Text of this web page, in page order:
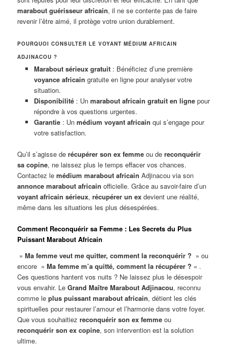
marabout guérisseur africain, il ne se contente pas de faire
revenir l’être aimé, il protège votre union durablement.
POURQUOI CONSULTER LE VOYANT MÉDIUM AFRICAIN
ADJINACOU ?
Marabout sérieux gratuit: Bénéficiez d’une première
voyance africain gratuite en ligne pour analyser votre
situation.
Disponibilité: Un marabout africain gratuit en lignepour
répondre à vos questions urgentes.
Garantie: Un médium voyant africain qui s’engage pour
votre satisfaction.
Qu’il s’agisse derécupérer son ex femme ou dereconquérir
sa copine, ne laissez plus le temps effacer vos chances.
Contactez lemédium marabout africain Adjinacou via son
annonce marabout africain officielle. Grâce au savoir-faire d’un
voyant africain sérieux,récupérer un ex devient une réalité,
même dans les situations les plus désespérées.
Comment Reconquérir sa Femme : Les Secrets du Plus
Puissant Marabout Africain
»Ma femme veut me quitter, comment la reconquérir ? » ou
encore »Ma femme m’a quitté, comment la récupérer ? « .
Ces questions hantent vos nuits ? Ne laissez plus le désespoir
vous envahir. LeGrand Maître Marabout Adjinacou, reconnu
comme leplus puissant marabout africain, détient les clés
spirituelles pour restaurer l’amour et l’harmonie dans votre foyer.
Que vous souhaitiezreconquérir son ex femme ou
reconquérir son ex copine, son intervention est la solution
ultime.